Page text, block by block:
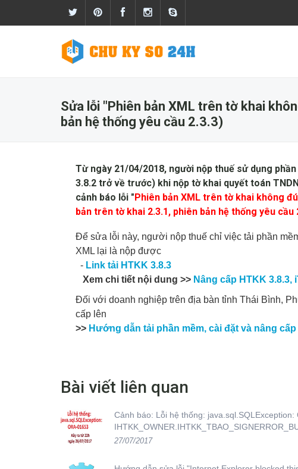
Sửa lỗi "Phiên bản XML trên tờ khai
bản hệ thống yêu cầu 2.3.3)
Từ ngày 21/04/2018, người nộp thuế sử dụng
3.8.2 trở về trước) khi nộp tờ khai quyết toán
cảnh báo lỗi "Phiên bản XML trên tờ khai không
bản trên tờ khai 2.3.1, phiên bản hệ thống yêu cầu
Để sửa lỗi này, người nộp thuế chỉ việc tải phần
XML lại là nộp được
- Link tải HTKK 3.8.3
Xem chi tiết nội dung >> Nâng cấp HTKK 3.8.3,
Đối với doanh nghiệp trên địa bàn tỉnh Thái Bình,
cấp lên
>> Hướng dẫn tải phần mềm, cài đặt và nâng
Bài viết liên quan
Cảnh báo: Lỗi hệ thống:
27/07/2017